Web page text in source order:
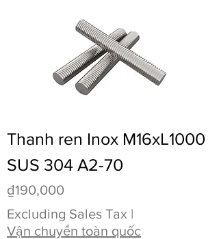
Thanh ren Inox M16xL1000
SUS 304 A2-70
Price
₫190,000
Excluding Sales Tax |
Vận chuyển toàn quốc